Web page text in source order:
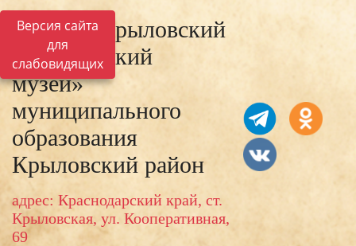
Версия сайта
для
слабовидящих
МКУК «Крыловский
исторический
музей»
муниципального
образования
Крыловский район
адрес: Краснодарский край, ст.
Крыловская, ул. Кооперативная,
69